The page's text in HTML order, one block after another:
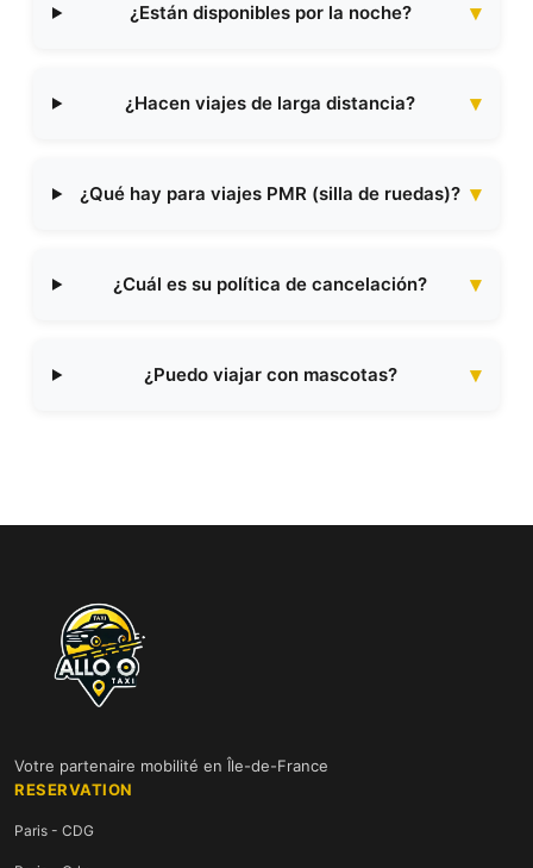
¿Están disponibles por la noche?
¿Hacen viajes de larga distancia?
¿Qué hay para viajes PMR (silla de ruedas)?
¿Cuál es su política de cancelación?
¿Puedo viajar con mascotas?
Votre partenaire mobilité en Île-de-France
RESERVATION
Paris - CDG